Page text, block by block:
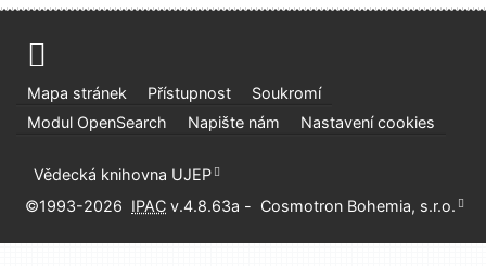
Mapa stránek Přístupnost
Soukromí
Modul OpenSearch
Napište nám Nastavení cookies
Vědecká knihovna UJEP
©1993-2026 IPAC v.4.8.63a - Cosmotron Bohemia, s.r.o.